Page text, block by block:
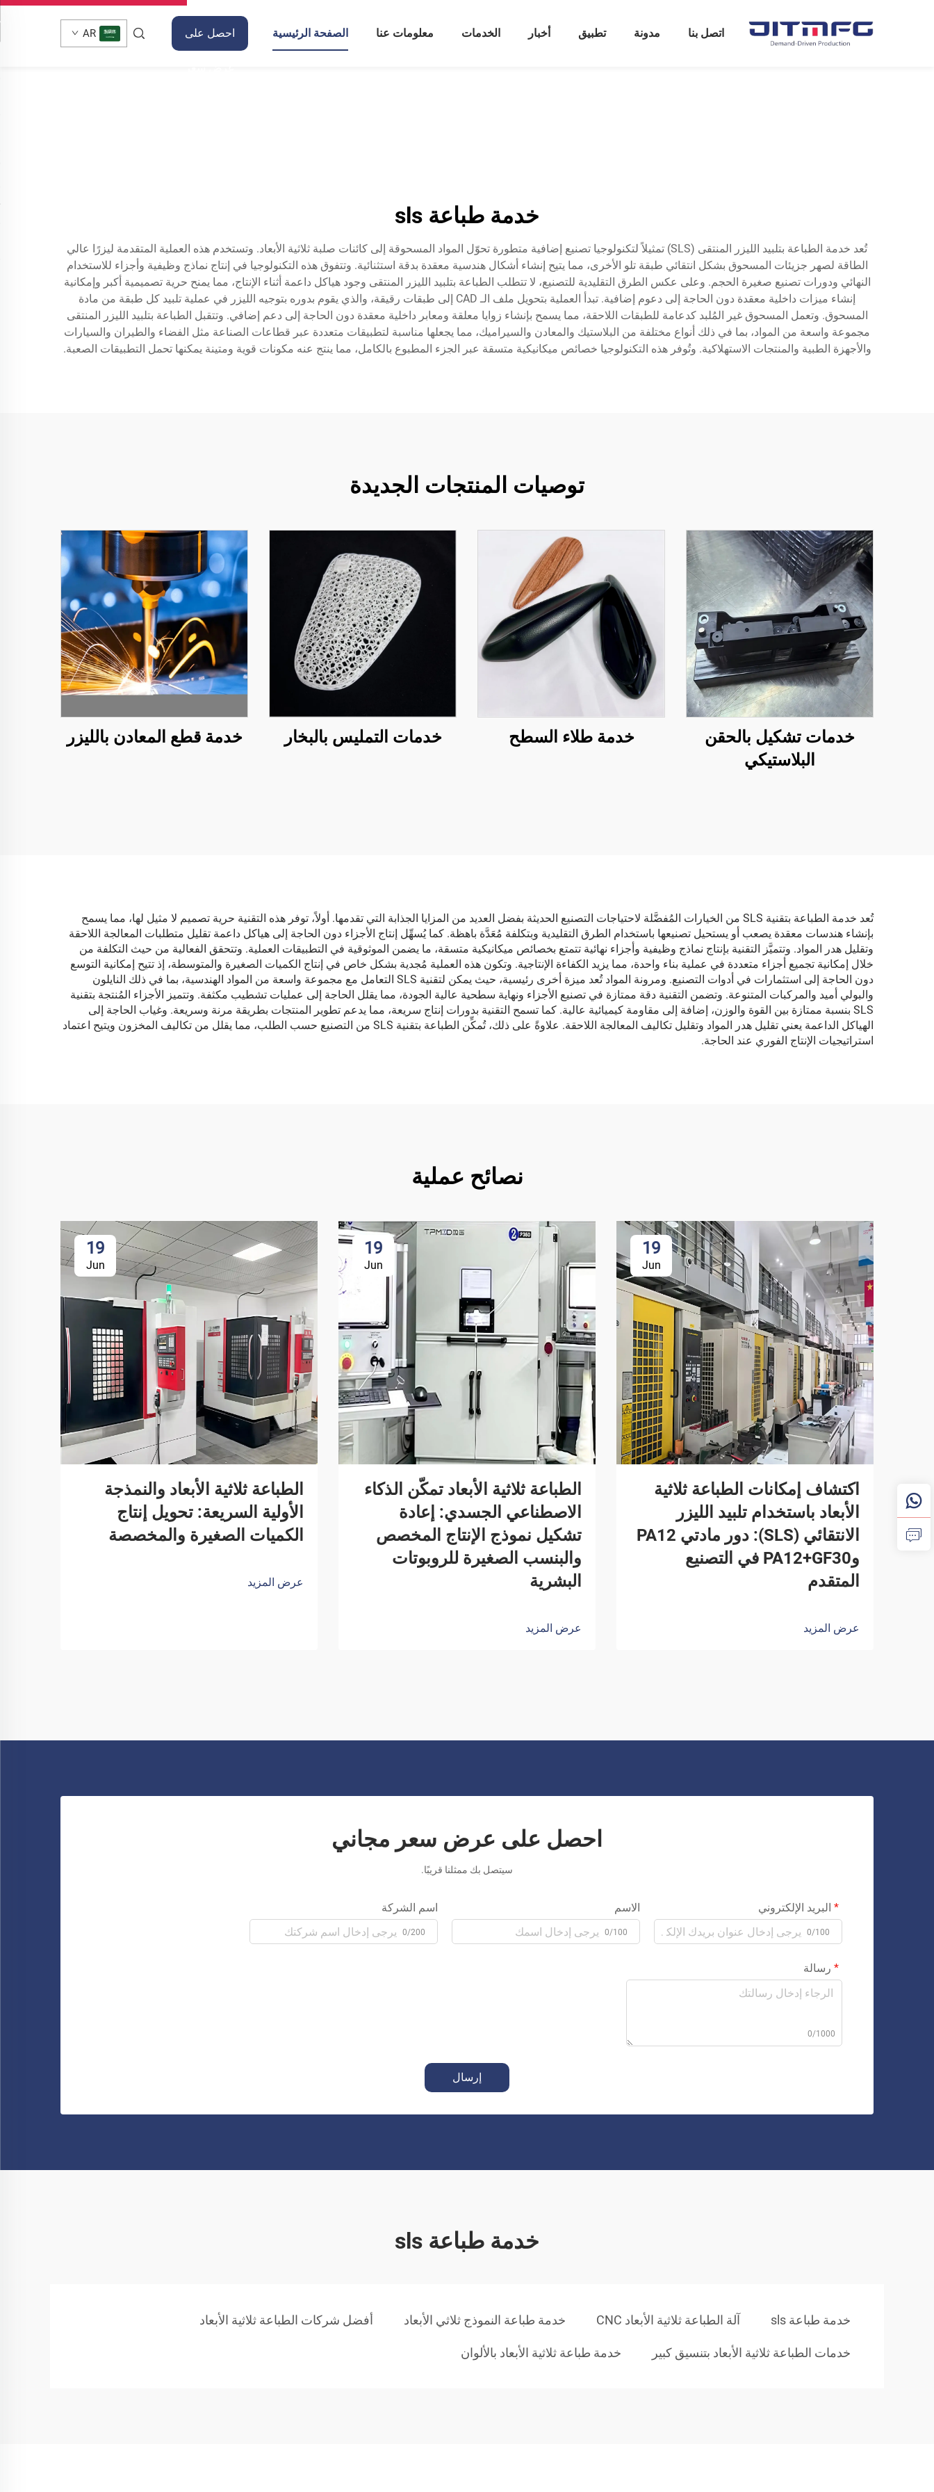
الصفحة الرئيسية معلومات عنا الخدمات أخبار تطبيق مدونة اتصل بنا احصل على AR
خدمة طباعة sls
تُعد خدمة الطباعة بتلبيد الليزر المنتقى (SLS) تمثيلاً لتكنولوجيا تصنيع إضافية متطورة تحوّل المواد المسحوقة إلى كائنات صلبة ثلاثية الأبعاد. وتستخدم هذه العملية المتقدمة ليزرًا عالي
الطاقة لصهر جزيئات المسحوق بشكل انتقائي طبقة تلو الأخرى، مما يتيح إنشاء أشكال هندسية معقدة بدقة استثنائية. وتتفوق هذه التكنولوجيا في إنتاج نماذج وظيفية وأجزاء للاستخدام
النهائي ودورات تصنيع صغيرة الحجم. وعلى عكس الطرق التقليدية للتصنيع، لا تتطلب الطباعة بتلبيد الليزر المنتقى وجود هياكل داعمة أثناء الإنتاج، مما يمنح حرية تصميمية أكبر وإمكانية
إنشاء ميزات داخلية معقدة دون الحاجة إلى دعوم إضافية. تبدأ العملية بتحويل ملف الـ CAD إلى طبقات رقيقة، والذي يقوم بدوره بتوجيه الليزر في عملية تلبيد كل طبقة من مادة
المسحوق. وتعمل المسحوق غير المُلبد كدعامة للطبقات اللاحقة، مما يسمح بإنشاء زوايا معلقة ومعابر داخلية معقدة دون الحاجة إلى دعم إضافي. وتتقبل الطباعة بتلبيد الليزر المنتقى
مجموعة واسعة من المواد، بما في ذلك أنواع مختلفة من البلاستيك والمعادن والسيراميك، مما يجعلها مناسبة لتطبيقات متعددة عبر قطاعات الصناعة مثل الفضاء والطيران والسيارات
والأجهزة الطبية والمنتجات الاستهلاكية. وتُوفر هذه التكنولوجيا خصائص ميكانيكية متسقة عبر الجزء المطبوع بالكامل، مما ينتج عنه مكونات قوية ومتينة يمكنها تحمل التطبيقات الصعبة.
توصيات المنتجات الجديدة
خدمات تشكيل بالحقن
البلاستيكي
خدمة طلاء السطح خدمات التمليس بالبخار خدمة قطع المعادن بالليزر
تُعد خدمة الطباعة بتقنية SLS من الخيارات المُفضَّلة لاحتياجات التصنيع الحديثة بفضل العديد من المزايا الجذابة التي تقدمها. أولاً، توفر هذه التقنية حرية تصميم لا مثيل لها، مما يسمح
بإنشاء هندسات معقدة يصعب أو يستحيل تصنيعها باستخدام الطرق التقليدية وبتكلفة مُعَدَّة باهظة. كما يُسهِّل إنتاج الأجزاء دون الحاجة إلى هياكل داعمة تقليل متطلبات المعالجة اللاحقة
وتقليل هدر المواد. وتتميَّز التقنية بإنتاج نماذج وظيفية وأجزاء نهائية تتمتع بخصائص ميكانيكية متسقة، ما يضمن الموثوقية في التطبيقات العملية. وتتحقق الفعالية من حيث التكلفة من
خلال إمكانية تجميع أجزاء متعددة في عملية بناء واحدة، مما يزيد الكفاءة الإنتاجية. وتكون هذه العملية مُجدية بشكل خاص في إنتاج الكميات الصغيرة والمتوسطة، إذ تتيح إمكانية التوسع
دون الحاجة إلى استثمارات في أدوات التصنيع. ومرونة المواد تُعد ميزة أخرى رئيسية، حيث يمكن لتقنية SLS التعامل مع مجموعة واسعة من المواد الهندسية، بما في ذلك النايلون
والبولي أميد والمركبات المتنوعة. وتضمن التقنية دقة ممتازة في تصنيع الأجزاء ونهاية سطحية عالية الجودة، مما يقلل الحاجة إلى عمليات تشطيب مكثفة. وتتميز الأجزاء المُنتجة بتقنية
SLS بنسبة ممتازة بين القوة والوزن، إضافة إلى مقاومة كيميائية عالية. كما تسمح التقنية بدورات إنتاج سريعة، مما يدعم تطوير المنتجات بطريقة مرنة وسريعة. وغياب الحاجة إلى
الهياكل الداعمة يعني تقليل هدر المواد وتقليل تكاليف المعالجة اللاحقة. علاوةً على ذلك، تُمكِّن الطباعة بتقنية SLS من التصنيع حسب الطلب، مما يقلل من تكاليف المخزون ويتيح اعتماد
استراتيجيات الإنتاج الفوري عند الحاجة.
نصائح عملية
19
Jun
اكتشاف إمكانات الطباعة ثلاثية
الأبعاد باستخدام تلبيد الليزر
الانتقائي (SLS): دور مادتي PA12
وPA12+GF30 في التصنيع
المتقدم
عرض المزيد
19
Jun
الطباعة ثلاثية الأبعاد تمكّن الذكاء
الاصطناعي الجسدي: إعادة
تشكيل نموذج الإنتاج المخصص
والبنسب الصغيرة للروبوتات
البشرية
عرض المزيد
19
Jun
الطباعة ثلاثية الأبعاد والنمذجة
الأولية السريعة: تحويل إنتاج
الكميات الصغيرة والمخصصة
عرض المزيد
احصل على عرض سعر مجاني
سيتصل بك ممثلنا قريبًا.
البريد الإلكتروني
0/100
الاسم
0/100
اسم الشركة
0/200
رسالة
0/1000
إرسال
خدمة طباعة sls
خدمة طباعة sls آلة الطباعة ثلاثية الأبعاد CNC خدمة طباعة النموذج ثلاثي الأبعاد أفضل شركات الطباعة ثلاثية الأبعاد
خدمات الطباعة ثلاثية الأبعاد بتنسيق كبير خدمة طباعة ثلاثية الأبعاد بالألوان